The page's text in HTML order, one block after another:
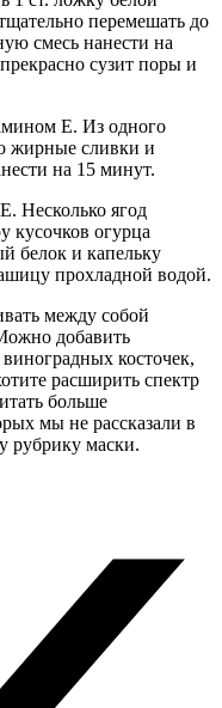
перемешать до
смесь нанести на
сузит поры и
Е. Из одного
жирные сливки и
на 15 минут.
Несколько ягод
кусочков огурца
белок и капельку
прохладной водой.
между собой
добавить
косточек,
расширить спектр
больше
мы не рассказали в
рубрику маски.